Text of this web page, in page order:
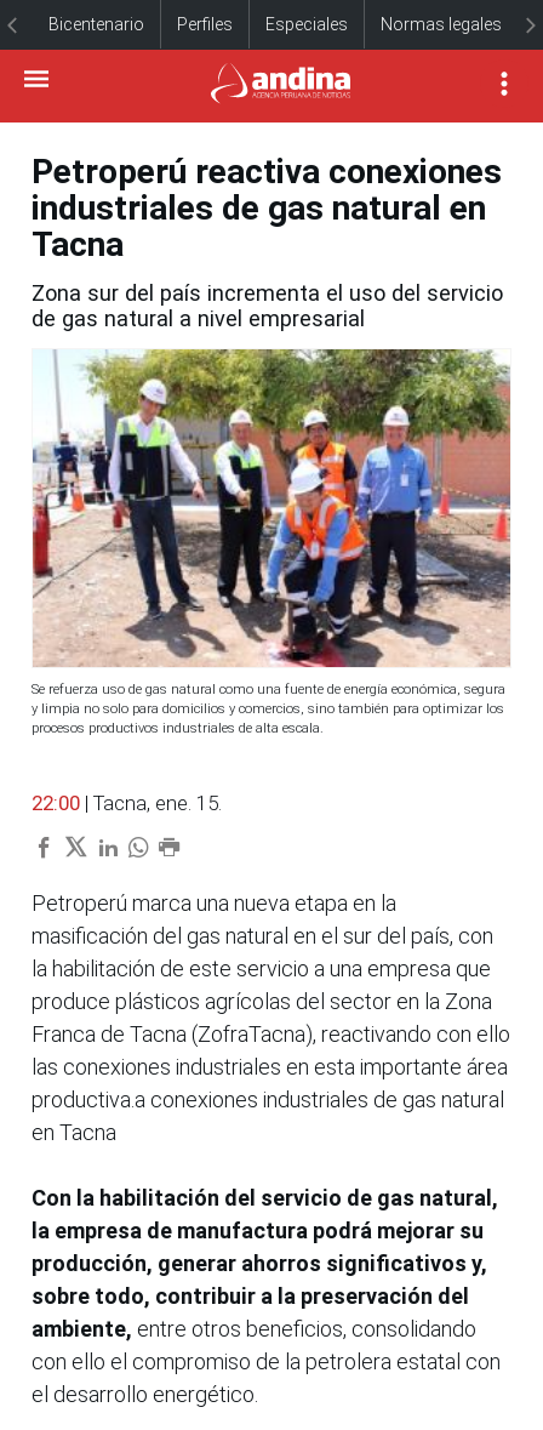
Bicentenario Perfiles Especiales Normas legales
Petroperú reactiva conexiones
industriales de gas natural en
Tacna
Zona sur del país incrementa el uso del servicio
de gas natural a nivel empresarial
Se refuerza uso de gas natural como una fuente de energía económica, segura
y limpia no solo para domicilios y comercios, sino también para optimizar los
procesos productivos industriales de alta escala.
22:00 | Tacna, ene. 15.
Petroperú marca una nueva etapa en la
masificación del gas natural en el sur del país, con
la habilitación de este servicio a una empresa que
produce plásticos agrícolas del sector en la Zona
Franca de Tacna (ZofraTacna), reactivando con ello
las conexiones industriales en esta importante área
productiva.a conexiones industriales de gas natural
en Tacna
Con la habilitación del servicio de gas natural,
la empresa de manufactura podrá mejorar su
producción, generar ahorros significativos y,
sobre todo, contribuir a la preservación del
ambiente, entre otros beneficios, consolidando
con ello el compromiso de la petrolera estatal con
el desarrollo energético.